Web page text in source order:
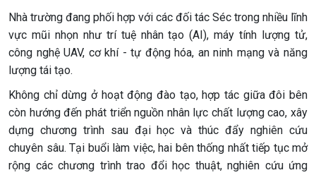
Nhà trường đang phối hợp với các đối tác Séc trong nhiều lĩnh
vực mũi nhọn như trí tuệ nhân tạo (AI), máy tính lượng tử,
công nghệ UAV, cơ khí - tự động hóa, an ninh mạng và năng
lượng tái tạo.
Không chỉ dừng ở hoạt động đào tạo, hợp tác giữa đôi bên
còn hướng đến phát triển nguồn nhân lực chất lượng cao, xây
dựng chương trình sau đại học và thúc đẩy nghiên cứu
chuyên sâu. Tại buổi làm việc, hai bên thống nhất tiếp tục mở
rộng các chương trình trao đổi học thuật, nghiên cứu ứng